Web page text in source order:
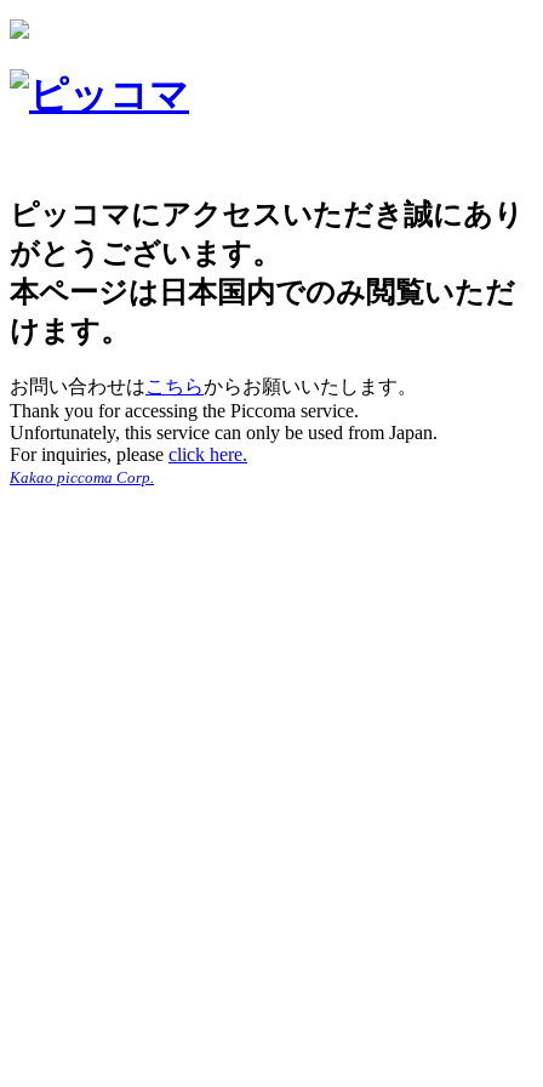
ピッコマにアクセスいただき誠にあり
がとうございます。
本ページは日本国内でのみ閲覧いただ
けます。
お問い合わせはこちらからお願いいたします。
Thank you for accessing the Piccoma service.
Unfortunately, this service can only be used from Japan.
For inquiries, please click here.
Kakao piccoma Corp.